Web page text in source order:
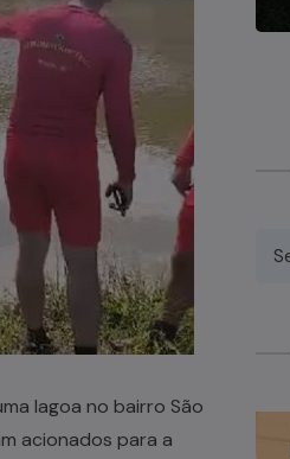
lagoa no bairro São
acionados para a